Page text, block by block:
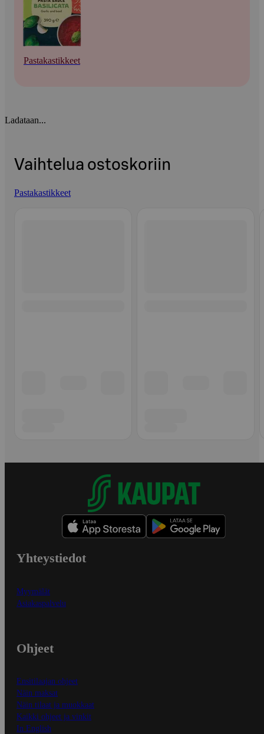
Pastakastikkeet
Ladataan...
Vaihtelua ostoskoriin
Pastakastikkeet
Yhteystiedot
Myymälät
Asiakaspalvelu
Ohjeet
Ensitilaajan ohjeet
Näin maksat
Näin tilaat ja muokkaat
Kaikki ohjeet ja vinkit
In English